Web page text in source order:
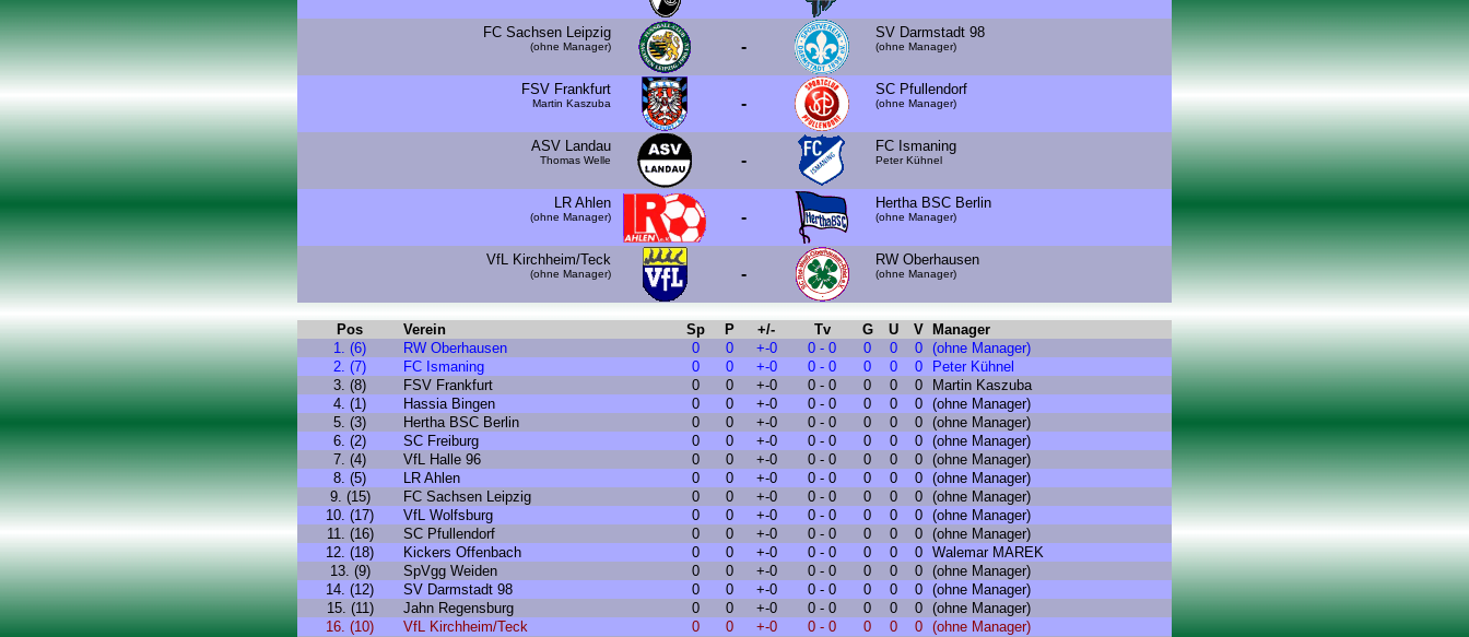
FC Sachsen Leipzig
(ohne Manager) -
SV Darmstadt 98
(ohne Manager)
FSV Frankfurt
Martin Kaszuba -
SC Pfullendorf
(ohne Manager)
ASV Landau
Thomas Welle -
FC Ismaning
Peter Kühnel
LR Ahlen
(ohne Manager) -
Hertha BSC Berlin
(ohne Manager)
VfL Kirchheim/Teck
(ohne Manager) -
RW Oberhausen
(ohne Manager)
Pos Verein Sp P +/- Tv G U V
Manager
1. (6)
RW Oberhausen 0 0 +-0 0 - 0 0 0 0 (ohne Manager)
2. (7)
FC Ismaning 0 0 +-0 0 - 0 0 0 0
Peter Kühnel
3. (8)
FSV Frankfurt 0 0 +-0 0 - 0 0 0 0
Martin Kaszuba
4. (1)
Hassia Bingen 0 0 +-0 0 - 0 0 0 0 (ohne Manager)
5. (3)
Hertha BSC Berlin 0 0 +-0 0 - 0 0 0 0 (ohne Manager)
6. (2)
SC Freiburg 0 0 +-0 0 - 0 0 0 0 (ohne Manager)
7. (4)
VfL Halle 96 0 0 +-0 0 - 0 0 0 0 (ohne Manager)
8. (5)
LR Ahlen 0 0 +-0 0 - 0 0 0 0 (ohne Manager)
9. (15)
FC Sachsen Leipzig 0 0 +-0 0 - 0 0 0 0 (ohne Manager)
10. (17)
VfL Wolfsburg 0 0 +-0 0 - 0 0 0 0 (ohne Manager)
11. (16)
SC Pfullendorf 0 0 +-0 0 - 0 0 0 0 (ohne Manager)
12. (18)
Kickers Offenbach 0 0 +-0 0 - 0 0 0 0 Walemar MAREK
13. (9)
SpVgg Weiden 0 0 +-0 0 - 0 0 0 0 (ohne Manager)
14. (12)
SV Darmstadt 98 0 0 +-0 0 - 0 0 0 0 (ohne Manager)
15. (11)
Jahn Regensburg 0 0 +-0 0 - 0 0 0 0 (ohne Manager)
16. (10)
VfL Kirchheim/Teck 0 0 +-0 0 - 0 0 0 0 (ohne Manager)